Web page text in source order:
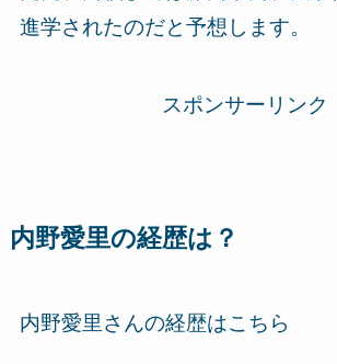
進学されたのだと予想します。
スポンサーリンク
内野愛里の経歴は？
内野愛里さんの経歴はこちら